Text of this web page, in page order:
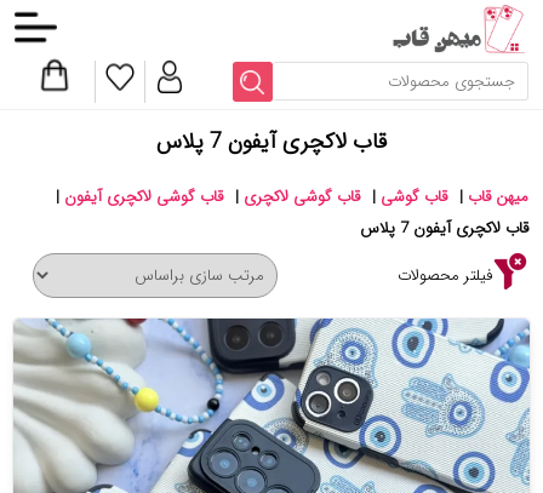
قاب لاکچری آیفون 7 پلاس
میهن قاب | قاب گوشی | قاب گوشی لاکچری | قاب گوشی لاکچری آیفون |
قاب لاکچری آیفون 7 پلاس
فیلتر محصولات